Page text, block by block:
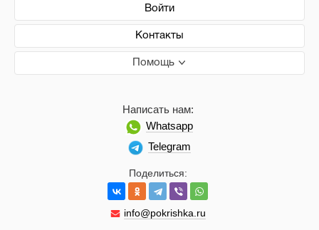
Войти
Контакты
Помощь
Поделиться:
info@pokrishka.ru
Написать нам:
Whatsapp
Telegram